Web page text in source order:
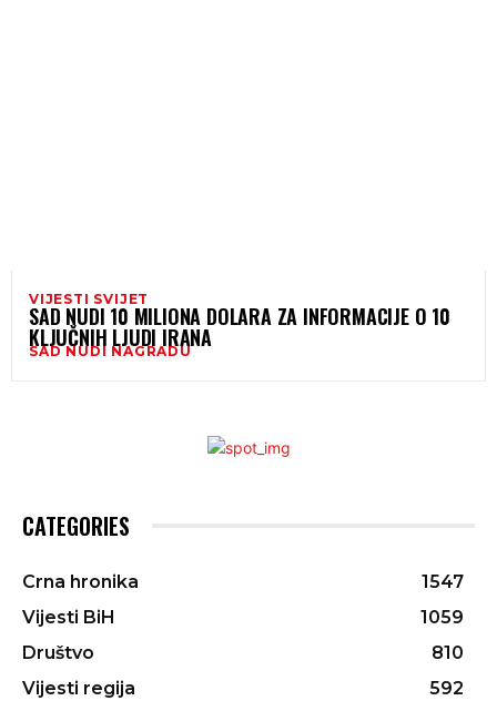
VIJESTI SVIJET
SAD NUDI 10 MILIONA DOLARA ZA INFORMACIJE O 10
KLJUČNIH LJUDI IRANA
SAD NUDI NAGRADU
CATEGORIES
Crna hronika
1547
Vijesti BiH
1059
Društvo
810
Vijesti regija
592